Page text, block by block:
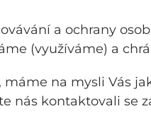
a ochrany
(využíváme) a
máme na mysli Vás
nás kontaktovali se